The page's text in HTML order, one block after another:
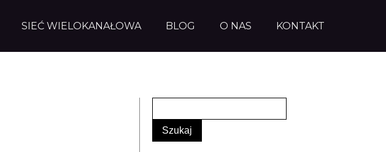
SIEĆ WIELOKANAŁOWA BLOG O NAS KONTAKT